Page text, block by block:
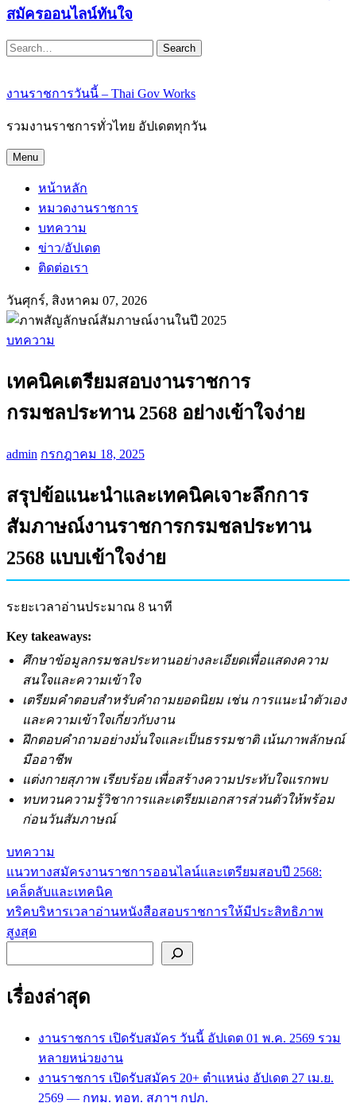
สมัครออนไลน์ทันใจ
Search
งานราชการวันนี้ – Thai Gov Works
รวมงานราชการทั่วไทย อัปเดตทุกวัน
Menu
หน้าหลัก
หมวดงานราชการ
บทความ
ข่าว/อัปเดต
ติดต่อเรา
วันศุกร์, สิงหาคม 07, 2026
บทความ
เทคนิคเตรียมสอบงานราชการ
กรมชลประทาน 2568 อย่างเข้าใจง่าย
admin กรกฎาคม 18, 2025
สรุปข้อแนะนำและเทคนิคเจาะลึกการ
สัมภาษณ์งานราชการกรมชลประทาน
2568 แบบเข้าใจง่าย
ระยะเวลาอ่านประมาณ 8 นาที
Key takeaways:
ศึกษาข้อมูลกรมชลประทานอย่างละเอียดเพื่อแสดงความ
สนใจและความเข้าใจ
เตรียมคำตอบสำหรับคำถามยอดนิยม เช่น การแนะนำตัวเอง
และความเข้าใจเกี่ยวกับงาน
ฝึกตอบคำถามอย่างมั่นใจและเป็นธรรมชาติ เน้นภาพลักษณ์
มืออาชีพ
แต่งกายสุภาพ เรียบร้อย เพื่อสร้างความประทับใจแรกพบ
ทบทวนความรู้วิชาการและเตรียมเอกสารส่วนตัวให้พร้อม
ก่อนวันสัมภาษณ์
บทความ
แนะแนว
เรื่อง
แนวทางสมัครงานราชการออนไลน์และเตรียมสอบปี 2568:
เคล็ดลับและเทคนิค
ทริคบริหารเวลาอ่านหนังสือสอบราชการให้มีประสิทธิภาพ
สูงสุด
เรื่องล่าสุด
งานราชการ เปิดรับสมัคร วันนี้ อัปเดต 01 พ.ค. 2569 รวม
หลายหน่วยงาน
งานราชการ เปิดรับสมัคร 20+ ตำแหน่ง อัปเดต 27 เม.ย.
2569 — กทม. ทอท. สภาฯ กปภ.